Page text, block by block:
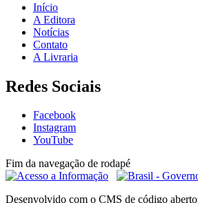
Início
A Editora
Notícias
Contato
A Livraria
Redes Sociais
Facebook
Instagram
YouTube
Fim da navegação de rodapé
Desenvolvido com o CMS de código aberto